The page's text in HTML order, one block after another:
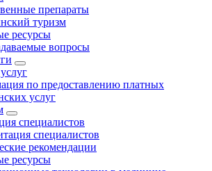
препараты
туризм
ресурсы
вопросы
по предоставлению платных
услуг
специалистов
специалистов
рекомендации
ресурсы